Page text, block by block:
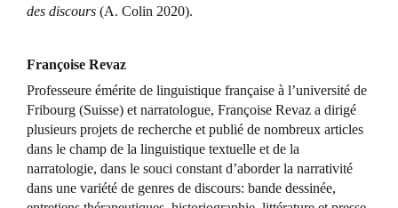
des discours (A. Colin 2020).
Françoise Revaz
Professeure émérite de linguistique française à l’université de
Fribourg (Suisse) et narratologue, Françoise Revaz a dirigé
plusieurs projets de recherche et publié de nombreux articles
dans le champ de la linguistique textuelle et de la
narratologie, dans le souci constant d’aborder la narrativité
dans une variété de genres de discours: bande dessinée,